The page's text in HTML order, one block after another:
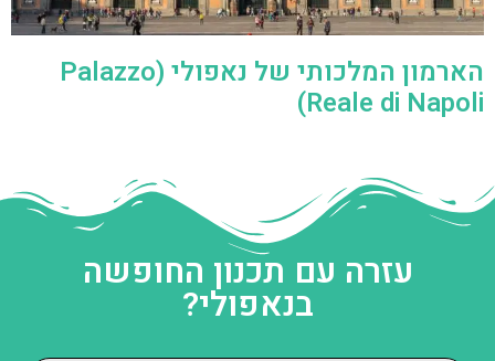
הארמון המלכותי של נאפולי (Palazzo
Reale di Napoli)
עזרה עם תכנון החופשה
בנאפולי?